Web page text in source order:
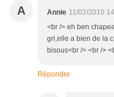
A Annie 11/02/2010
<br /> eh ben
gri,elle a bien de la
bisous<br /> <br />
Répondre